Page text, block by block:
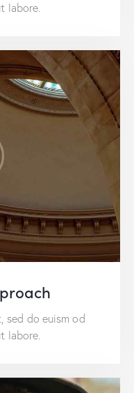
labore.
sed do euism od
labore.